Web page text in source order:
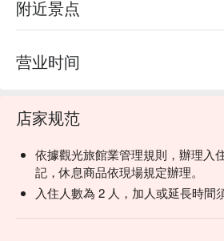
附近景点
营业时间
店家规范
依據觀光旅館業管理規則，辦理入
記，休息商品依現場規定辦理。
入住人數為 2 人，加人或延長時間